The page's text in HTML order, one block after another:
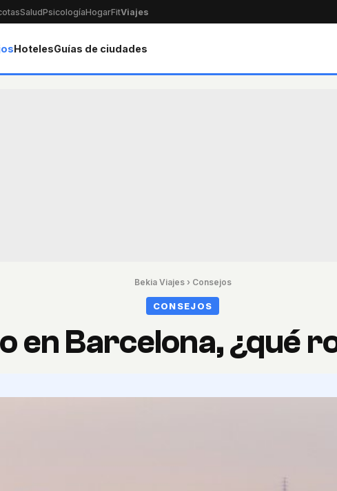
SaludPsicologíaHogarFitViajes
HotelesGuías de ciudades
Bekia Viajes› Consejos
CONSEJOS
en Barcelona, ¿qué